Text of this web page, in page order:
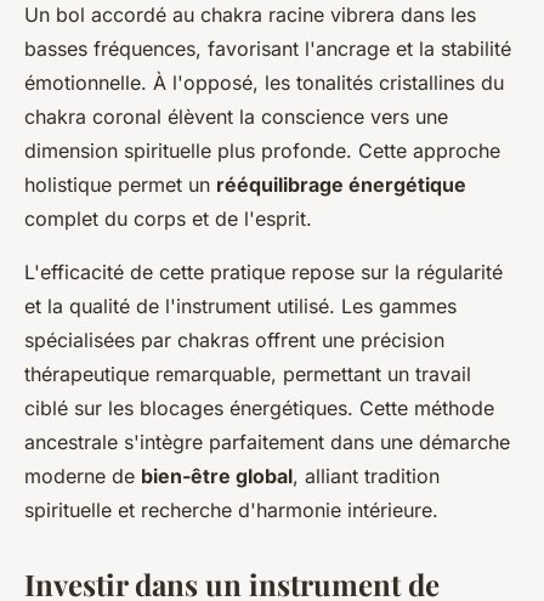
Un bol accordé au chakra racine vibrera dans les
basses fréquences, favorisant l'ancrage et la stabilité
émotionnelle. À l'opposé, les tonalités cristallines du
chakra coronal élèvent la conscience vers une
dimension spirituelle plus profonde. Cette approche
holistique permet un rééquilibrage énergétique
complet du corps et de l'esprit.
L'efficacité de cette pratique repose sur la régularité
et la qualité de l'instrument utilisé. Les gammes
spécialisées par chakras offrent une précision
thérapeutique remarquable, permettant un travail
ciblé sur les blocages énergétiques. Cette méthode
ancestrale s'intègre parfaitement dans une démarche
moderne de bien-être global, alliant tradition
spirituelle et recherche d'harmonie intérieure.
Investir dans un instrument de